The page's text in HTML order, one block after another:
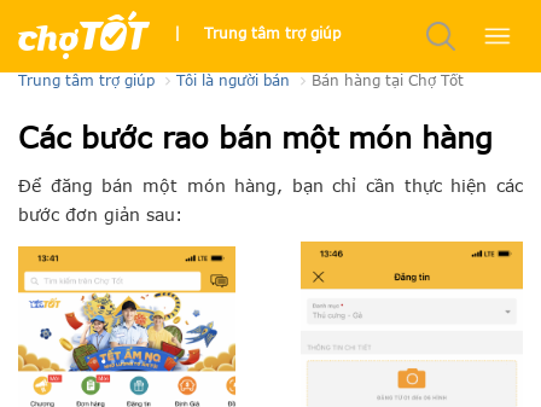
Trung tâm trợ giúp
Bán hàng trên Chợ Tốt như thế nào ?
Trung tâm trợ giúp Tôi là người bán Bán hàng tại Chợ Tốt
Các bước rao bán một món hàng
Để đăng bán một món hàng, bạn chỉ cần thực hiện các
bước đơn giản sau: